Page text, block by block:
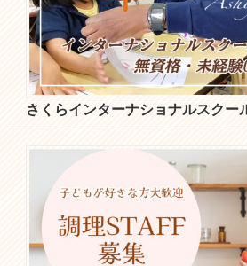
さくらインターナショナルスクー